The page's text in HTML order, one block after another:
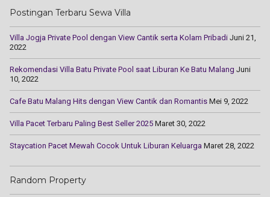
Postingan Terbaru Sewa Villa
Villa Jogja Private Pool dengan View Cantik serta Kolam Pribadi Juni 21,
2022
Rekomendasi Villa Batu Private Pool saat Liburan Ke Batu Malang Juni
10, 2022
Cаfе Batu Mаlаng Hіtѕ dengan Vіеw Cаntіk dаn Rоmаntіѕ Mei 9, 2022
Villa Pacet Terbaru Paling Best Seller 2025 Maret 30, 2022
Staycation Pacet Mewah Cocok Untuk Liburan Keluarga Maret 28, 2022
Random Property